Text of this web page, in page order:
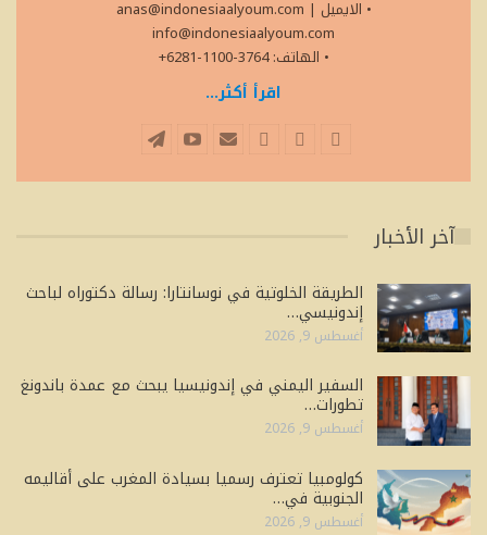
• الايميل
anas@indonesiaalyoum.com |
info@indonesiaalyoum.com
• الهاتف: 3764-1100-6281+
اقرأ أكثر...
آخر الأخبار
الطريقة الخلوتية في نوسانتارا: رسالة دكتوراه لباحث
إندونيسي…
أغسطس 9, 2026
السفير اليمني في إندونيسيا يبحث مع عمدة باندونغ
تطورات…
أغسطس 9, 2026
كولومبيا تعترف رسميا بسيادة المغرب على أقاليمه
الجنوبية في…
أغسطس 9, 2026